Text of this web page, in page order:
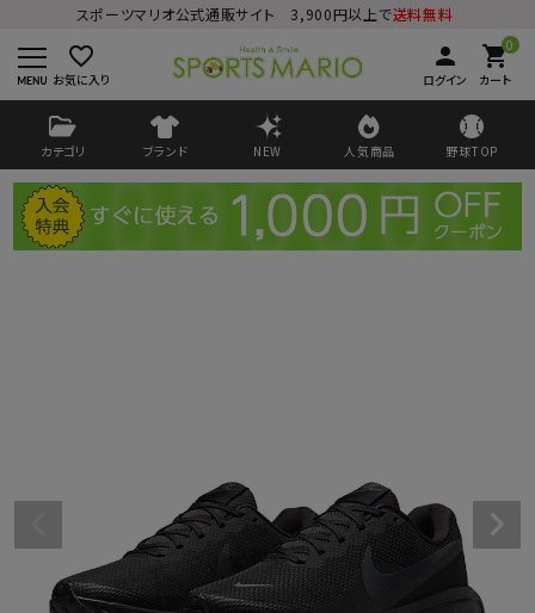
スポーツマリオ公式通販サイト 3,900円以上で送料無料
favorite_border
お気に入り
person
ログイン
0
shopping_cart
カート
カテゴリ ブランド NEW 人気商品 野球TOP
検索
商品が見つからない方はこちら